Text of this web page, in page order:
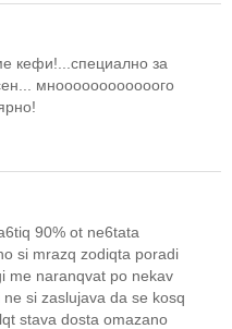
кефи!...специално за
мноооооооооооого
90% ot ne6tata
si mrazq zodiqta poradi
me naranqvat po nekav
si zaslujava da se kosq
stava dosta omazano